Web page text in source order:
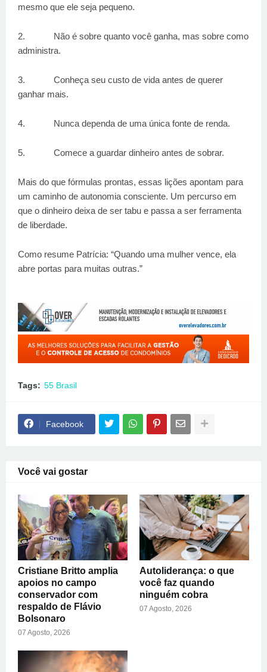
mesmo que ele seja pequeno.
2.
Não é sobre quanto você ganha, mas sobre como
administra.
3.
Conheça seu custo de vida antes de querer
ganhar mais.
4. Nunca dependa de uma única fonte de renda.
5. Comece a guardar dinheiro antes de sobrar.
Mais do que fórmulas prontas, essas lições apontam para
um caminho de autonomia consciente. Um percurso em
que o dinheiro deixa de ser tabu e passa a ser ferramenta
de liberdade.
Como resume Patrícia: “Quando uma mulher vence, ela
abre portas para muitas outras.”
Tags: 55 Brasil
Facebook
Você vai gostar
Cristiane Britto amplia
apoios no campo
conservador com
respaldo de Flávio
Bolsonaro
07 Agosto, 2026
Autoliderança: o que
você faz quando
ninguém cobra
07 Agosto, 2026